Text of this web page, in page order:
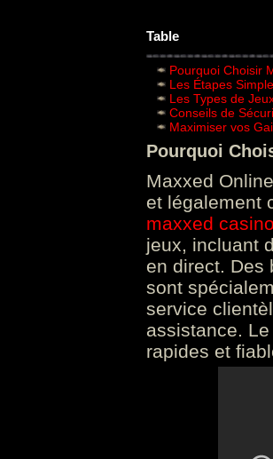
Table
Pourquoi Choisir
Les Étapes
Les Types de
Conseils de
Maximiser vos
Pourquoi
Maxxed
et légalement
maxxed
jeux, incluant
en direct. Des
sont
service
assistance.
rapides et